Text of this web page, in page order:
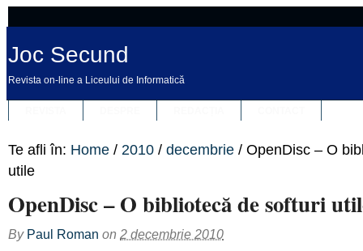
Joc Secund
Revista on-line a Liceului de Informatică
Te afli în: Home / 2010 / decembrie / OpenDisc – O
utile
OpenDisc – O bibliotecă de softuri
By Paul Roman on 2 decembrie 2010